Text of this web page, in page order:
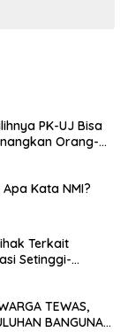
Kata NMI?
Terkait
Setinggi-
ke MK
TEWAS,
BANGUNAN